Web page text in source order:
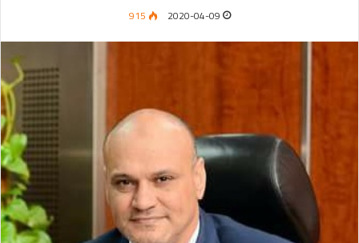
2020-04-09
915